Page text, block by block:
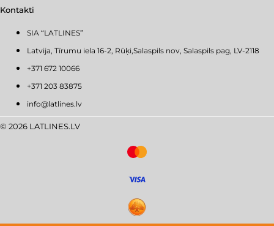
Kontakti
SIA “LATLINES”
Latvija, Tīrumu iela 16-2, Rūķi,Salaspils nov, Salaspils pag, LV-2118
+371 672 10066
+371 203 83875
info@latlines.lv
© 2026 LATLINES.LV